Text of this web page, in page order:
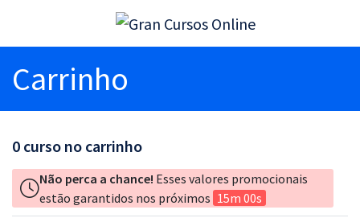
Carrinho
0 curso no carrinho
Não perca a chance! Esses valores promocionais
estão garantidos nos próximos 15m 00s